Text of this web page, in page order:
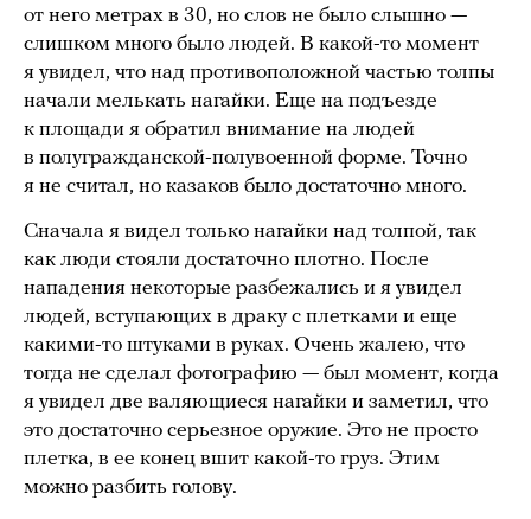
от него метрах в 30, но слов не было слышно —
слишком много было людей. В какой-то момент
я увидел, что над противоположной частью толпы
начали мелькать нагайки. Еще на подъезде
к площади я обратил внимание на людей
в полугражданской-полувоенной форме. Точно
я не считал, но казаков было достаточно много.
Сначала я видел только нагайки над толпой, так
как люди стояли достаточно плотно. После
нападения некоторые разбежались и я увидел
людей, вступающих в драку с плетками и еще
какими-то штуками в руках. Очень жалею, что
тогда не сделал фотографию — был момент, когда
я увидел две валяющиеся нагайки и заметил, что
это достаточно серьезное оружие. Это не просто
плетка, в ее конец вшит какой-то груз. Этим
можно разбить голову.